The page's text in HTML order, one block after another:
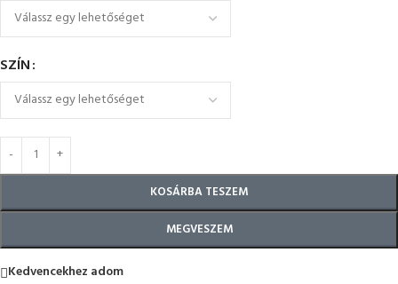
SZÍN
KOSÁRBA TESZEM
MEGVESZEM
Kedvencekhez adom